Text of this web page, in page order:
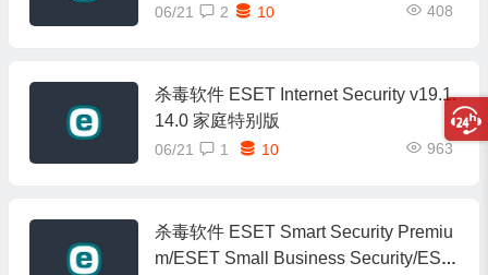
06/21 408
2 10
杀毒软件 ESET Internet Security v19.1.
14.0 家庭特别版
06/21 963
1 10
杀毒软件 ESET Smart Security Premiu
m/ESET Small Business Security/ESE